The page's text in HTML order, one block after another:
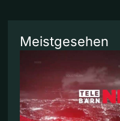
Meistgesehen